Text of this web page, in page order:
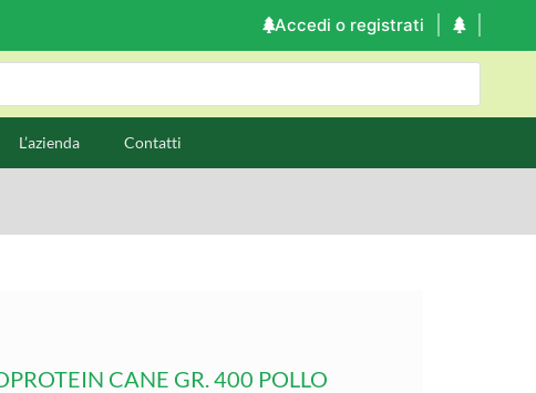
Accedi o registrati
L’azienda Contatti
CANE GR. 400 POLLO